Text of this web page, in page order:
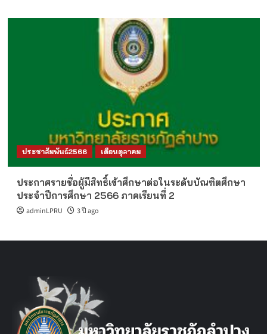
ประชาสัมพันธ์2566 เดือนตุลาคม
ประกาศรายชื่อผู้มีสิทธิ์เข้าศึกษาต่อในระดับบัณฑิตศึกษา
ประจำปีการศึกษา 2566 ภาคเรียนที่ 2
adminLPRU 3 ปี ago